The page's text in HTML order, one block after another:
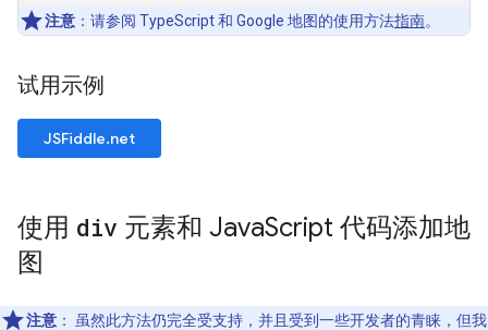
注意 ：请参阅 TypeScript 和 Google 地图的使用方法指南。
试用示例
JSFiddle.net
使用 div 元素和 JavaScript 代码添加地
图
注意 ：
虽然此方法仍完全受支持，并且受到一些开发者的青睐，但我